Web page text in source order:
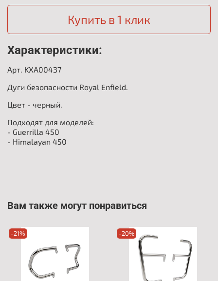
Купить в 1 клик
Характеристики:
Арт. KXA00437
Дуги безопасности Royal Enfield.
Цвет - черный.
Подходят для моделей:
- Guerrilla 450
- Himalayan 450
Вам также могут понравиться
-21% -20%